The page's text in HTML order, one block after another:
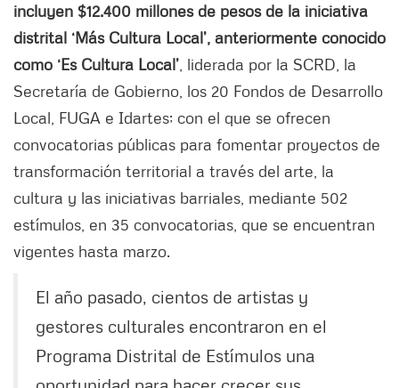
incluyen $12.400 millones de pesos de la iniciativa
distrital ‘Más Cultura Local’, anteriormente conocido
como ‘Es Cultura Local’ , liderada por la SCRD, la
Secretaría de Gobierno, los 20 Fondos de Desarrollo
Local, FUGA e Idartes; con el que se ofrecen
convocatorias públicas para fomentar proyectos de
transformación territorial a través del arte, la
cultura y las iniciativas barriales, mediante 502
estímulos, en 35 convocatorias, que se encuentran
vigentes hasta marzo.
El año pasado, cientos de artistas y
gestores culturales encontraron en el
Programa Distrital de Estímulos una